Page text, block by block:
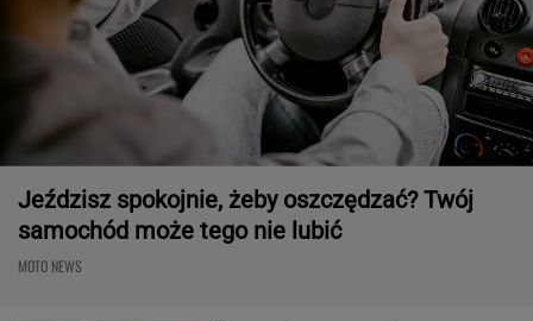
Jeździsz spokojnie, żeby oszczędzać? Twój
samochód może tego nie lubić
MOTO NEWS